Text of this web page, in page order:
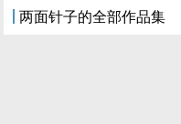
两面针子的全部作品集